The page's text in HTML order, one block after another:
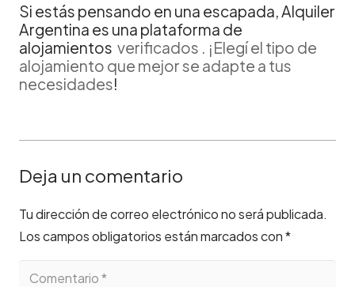
Si estás pensando en una escapada, Alquiler
Argentina es una plataforma de
alojamientos verificados . ¡Elegí el tipo de
alojamiento que mejor se adapte a tus
necesidades!
Deja un comentario
Tu dirección de correo electrónico no será publicada.
Los campos obligatorios están marcados con*